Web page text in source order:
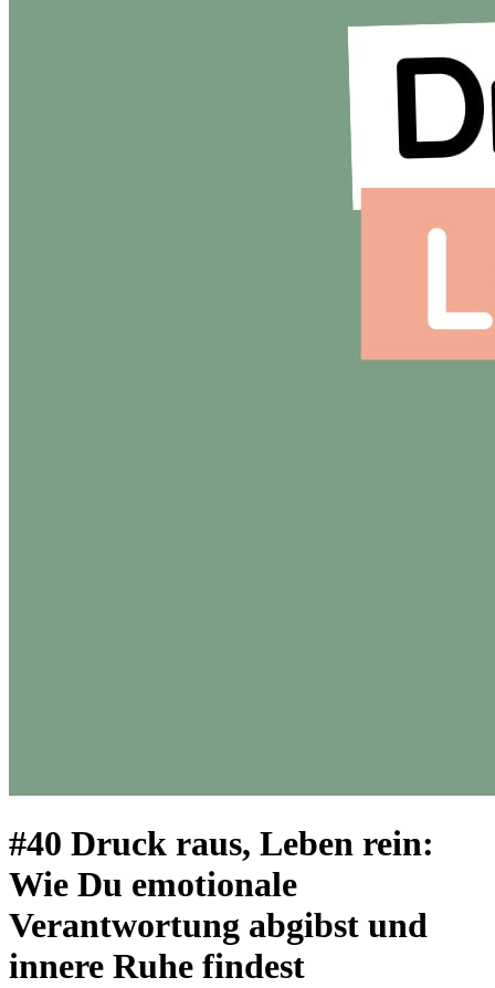
#40 Druck raus, Leben rein:
Wie Du emotionale
Verantwortung abgibst und
innere Ruhe findest